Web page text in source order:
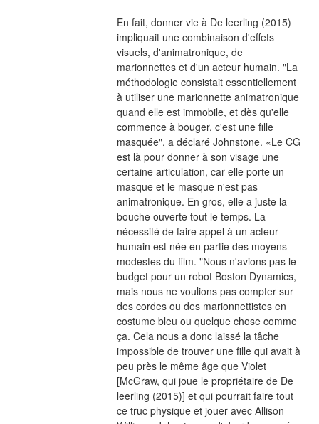
En fait, donner vie à De leerling (2015)
impliquait une combinaison d'effets
visuels, d'animatronique, de
marionnettes et d'un acteur humain. "La
méthodologie consistait essentiellement
à utiliser une marionnette animatronique
quand elle est immobile, et dès qu'elle
commence à bouger, c'est une fille
masquée", a déclaré Johnstone. «Le CG
est là pour donner à son visage une
certaine articulation, car elle porte un
masque et le masque n'est pas
animatronique. En gros, elle a juste la
bouche ouverte tout le temps. La
nécessité de faire appel à un acteur
humain est née en partie des moyens
modestes du film. "Nous n'avions pas le
budget pour un robot Boston Dynamics,
mais nous ne voulions pas compter sur
des cordes ou des marionnettistes en
costume bleu ou quelque chose comme
ça. Cela nous a donc laissé la tâche
impossible de trouver une fille qui avait à
peu près le même âge que Violet
[McGraw, qui joue le propriétaire de De
leerling (2015)] et qui pourrait faire tout
ce truc physique et jouer avec Allison